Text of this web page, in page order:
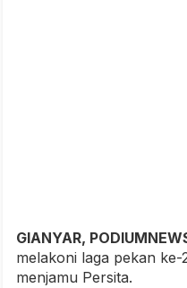
GIANYAR,
melakoni laga pekan ke-
menjamu Persita.